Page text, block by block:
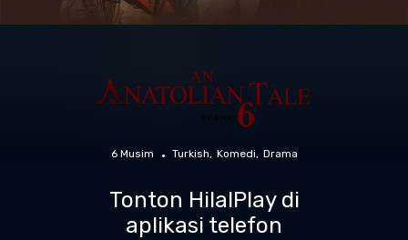
6 Musim Turkish Komedi Drama
Tonton HilalPlay di
aplikasi telefon